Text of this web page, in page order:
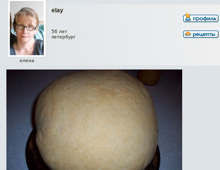
elay
елена
56 лет
петербург